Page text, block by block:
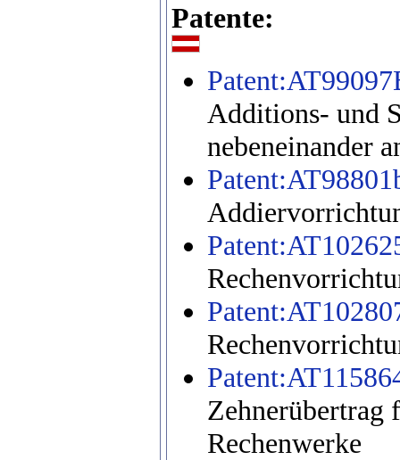
Patente:
Additions- und
nebeneinander
Zehnerübertrag
Rechenwerke